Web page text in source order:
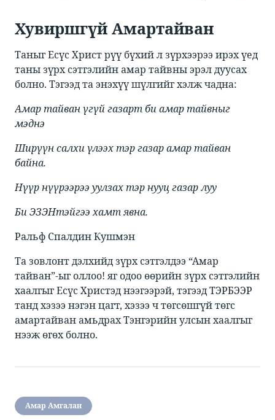
​​Хувиршгүй Амартайван​
​​Таныг Есүс Христ рүү бүхий л зүрхээрээ ирэх үед
таны зүрх сэтгэлийн амар тайвны эрэл дуусах
болно. Тэгээд та энэхүү шүлгийг хэлж чадна:​
Амар тайван үгүй газарт би амар тайвныг
мэднэ
Ширүүн салхи үлээх тэр газар амар тайван
байна.
Нүүр нүүрээрээ уулзах тэр нууц газар луу
Би ЭЗЭНтэйгээ хамт явна.
​​Ральф Спалдин Кушмэн​
Та зовлонт дэлхийд зүрх сэтгэлдээ “Амар
тайван”-ыг оллоо! яг одоо өөрийн зүрх сэтгэлийн
хаалгыг Есүс Христэд нээгээрэй, тэгээд ТЭРБЭЭР
танд хэзээ нэгэн цагт, хэзээ ч төгсөшгүй төгс
амартайван амьдрах Тэнгэрийн улсын хаалгыг
нээж өгөх болно. ​
Амар Амгалан